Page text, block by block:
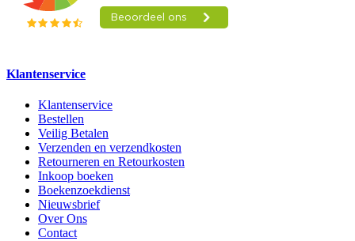
Klantenservice
Klantenservice
Bestellen
Veilig Betalen
Verzenden en verzendkosten
Retourneren en Retourkosten
Inkoop boeken
Boekenzoekdienst
Nieuwsbrief
Over Ons
Contact